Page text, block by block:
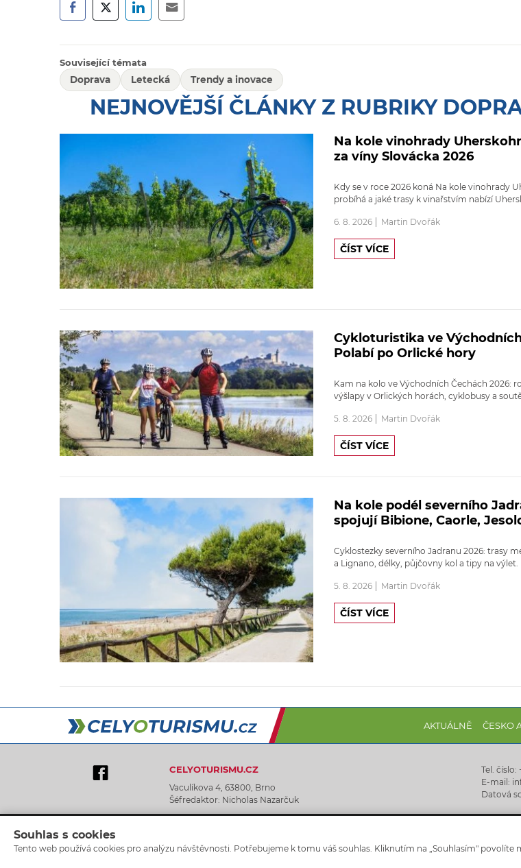
Související témata
Doprava
Letecká Trendy a inovace
NEJNOVĚJŠÍ ČLÁNKY Z RUBRIKY
Na kole vinohrady
za víny Slovácka 2026
Kdy se v roce 2026 koná Na kole vinohrady
probíhá a jaké trasy k vinařstvím nabízí
6. 8. 2026 Martin Dvořák
ČÍST VÍCE
Cykloturistika ve
Polabí po Orlické hory
Kam na kolo ve Východních Čechách 2026:
výšlapy v Orlických horách, cyklobusy a
5. 8. 2026 Martin Dvořák
ČÍST VÍCE
Na kole podél severního
spojují Bibione, Caorle,
Cyklostezky severního Jadranu 2026: trasy
a Lignano, délky, půjčovny kol a tipy na výlet.
5. 8. 2026 Martin Dvořák
ČÍST VÍCE
AKTUÁLNĚ ČESKO
CELYOTURISMU.CZ
Vaculíkova 4, 63800, Brno
Šéfredaktor: Nicholas Nazarčuk
Tel. číslo:
E-mail:
Datová
Graphic Design by Lukáš Tingl Celyoturismu.cz ©
Cookies
Souhlas s cookies
Tento web používá cookies pro analýzu návštěvnosti. Potřebujeme k tomu váš souhlas. Kliknutím na „Souhlasím" povolíte